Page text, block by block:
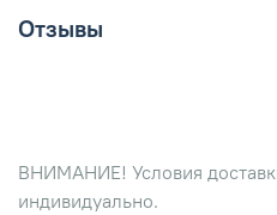
Отзывы
ВНИМАНИЕ! Условия
индивидуально.